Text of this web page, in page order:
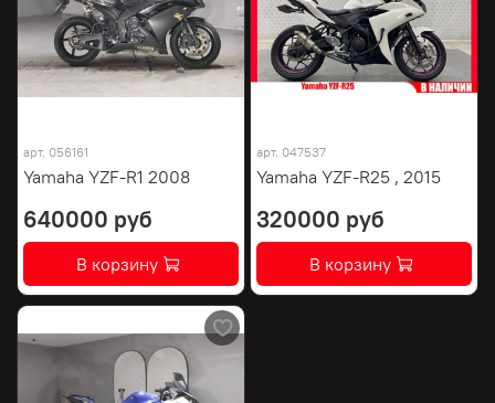
арт. 056161
Yamaha YZF-R1 2008
640000 руб
В корзину
арт. 047537
Yamaha YZF-R25 , 2015
320000 руб
В корзину